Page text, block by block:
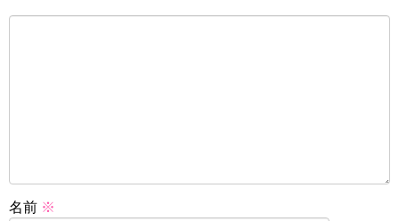
名前 ※